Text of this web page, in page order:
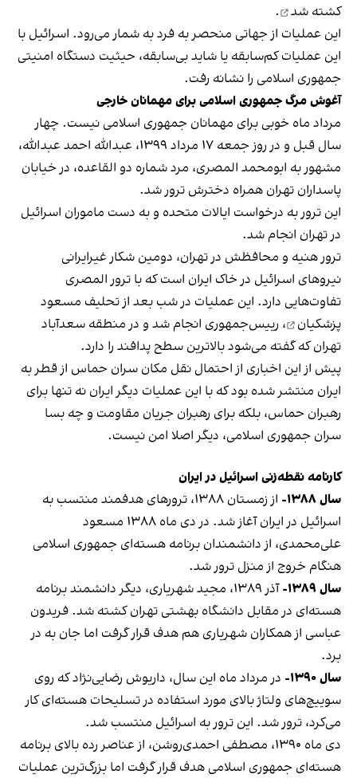
کشته شد
.
این عملیات از جهاتی منحصر به فرد به شمار می‌رود. اسرائیل با
این عملیات کم‌سابقه یا شاید بی‌سابقه، حیثیت دستگاه امنیتی
جمهوری اسلامی را نشانه رفت.
آغوش مرگ جمهوری اسلامی برای مهمانان خارجی
مرداد ماه خوبی برای مهمانان جمهوری اسلامی نیست. چهار
سال قبل و در روز جمعه ۱۷ مرداد ۱۳۹۹، عبدالله احمد عبدالله،
مشهور به ابومحمد المصری، مرد شماره دو القاعده، در خیابان
پاسداران تهران همراه دخترش ترور شد.
این ترور به درخواست ایالات متحده و به دست ماموران اسرائیل
در تهران انجام شد.
ترور هنیه و محافظش در تهران، دومین شکار غیر‌ایرانی
نیروهای اسرائیل در خاک ایران است که با ترور المصری
تفاوت‌هایی دارد. این عملیات در شب بعد ازتحلیف مسعود
پزشکیان
، رییس‌جمهوری انجام شد و در منطقه سعدآباد
تهران که گفته می‌شود بالاترین سطح پدافند را دارد.
پیش از این اخباری از احتمال نقل مکان سران حماس از قطر به
ایران منتشر شده بود که با این عملیات دیگر ایران نه تنها برای
رهبران حماس، بلکه برای رهبران جریان مقاومت و چه بسا
سران جمهوری اسلامی، دیگر اصلا امن نیست.
کارنامه نقطه‌زنی اسرائیل در ایران
سال ۱۳۸۸-
از زمستان ۱۳۸۸، ترورهای هدفمند منتسب به
اسرائیل در ایران آغاز شد. در دی‌ ماه ۱۳۸۸ مسعود
علی‌محمدی، از دانشمندان برنامه هسته‌ای جمهوری اسلامی
هنگام خروج از منزل ترور شد.
سال ۱۳۸۹-
آذر ۱۳۸۹، مجید شهریاری، دیگر دانشمند برنامه‌
هسته‌ای در مقابل دانشگاه بهشتی تهران کشته شد. فریدون
عباسی از همکاران شهریاری هم هدف قرار گرفت اما جان به در
برد.
سال ۱۳۹۰-
در مرداد ماه این سال، داریوش رضایی‌نژاد که روی
سوییچ‌های ولتاژ بالای مورد استفاده در تسلیحات هسته‌ای کار
می‌کرد، ترور شد. این ترور به اسرائیل منتسب شد.
دی‌ ماه ۱۳۹۰، مصطفی احمدی‌روشن، از عناصر رده بالای برنامه
هسته‌ای جمهوری اسلامی هدف قرار گرفت اما بزرگ‌ترین عملیات